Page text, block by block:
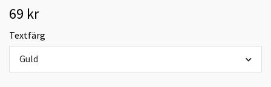
69 kr
Textfärg
Guld